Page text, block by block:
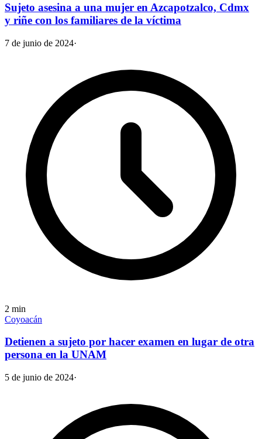
Sujeto asesina a una mujer en Azcapotzalco, Cdmx
y riñe con los familiares de la víctima
7 de junio de 2024·
2 min
Coyoacán
Detienen a sujeto por hacer examen en lugar de otra
persona en la UNAM
5 de junio de 2024·